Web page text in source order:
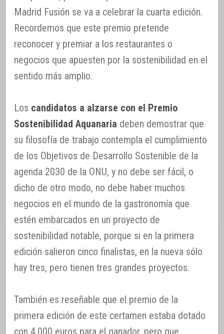
Madrid Fusión se va a celebrar la cuarta edición.
Recordemos que este premio pretende
reconocer y premiar a los restaurantes o
negocios que apuesten por la sostenibilidad en el
sentido más amplio.
Los candidatos a alzarse con el Premio
Sostenibilidad Aquanaria deben demostrar que
su filosofía de trabajo contempla el cumplimiento
de los Objetivos de Desarrollo Sostenible de la
agenda 2030 de la ONU, y no debe ser fácil, o
dicho de otro modo, no debe haber muchos
negocios en el mundo de la gastronomía que
estén embarcados en un proyecto de
sostenibilidad notable, porque si en la primera
edición salieron cinco finalistas, en la nueva sólo
hay tres, pero tienen tres grandes proyectos.
También es reseñable que el premio de la
primera edición de este certamen estaba dotado